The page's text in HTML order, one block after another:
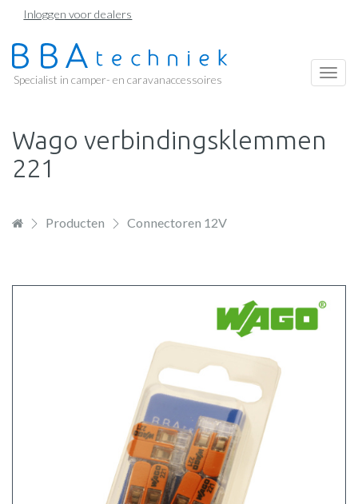
Overslaan
naar
de
Inloggen voor dealers
Specialist in camper- en caravanaccessoires
Wago verbindingsklemmen
221
Producten Connectoren 12V